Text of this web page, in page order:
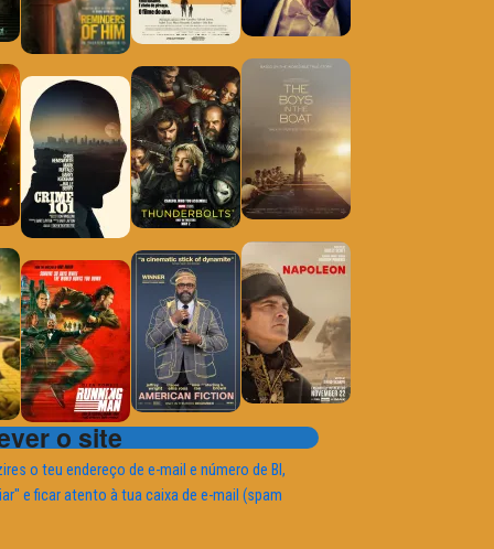
o site
o teu endereço de e-mail e número de BI,
e ficar atento à tua caixa de e-mail (spam